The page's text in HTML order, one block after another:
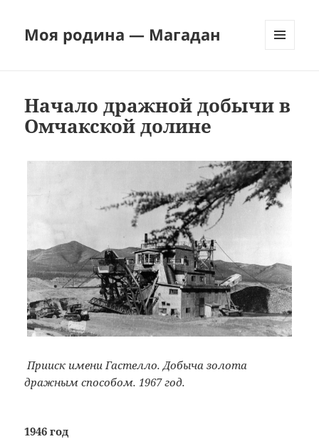
Моя родина — Магадан
Начало дражной добычи в
Омчакской долине
Прииск имени Гастелло. Добыча золота
дражным способом. 1967 год.
1946 год